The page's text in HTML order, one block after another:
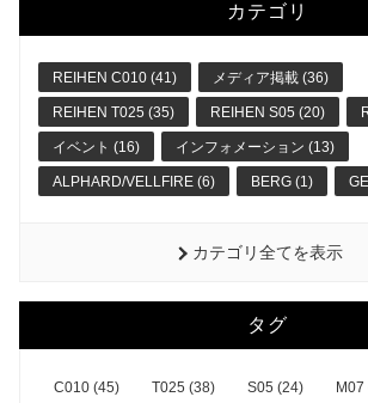
カテゴリ
REIHEN C010 (41) メディア掲載 (36)
REIHEN T025 (35) REIHEN S05 (20)
イベント (16) インフォメーション (13)
ALPHARD/VELLFIRE (6) BERG (1)
カテゴリ全てを表示
タグ
C010 (45) T025 (38) S05 (24) M07